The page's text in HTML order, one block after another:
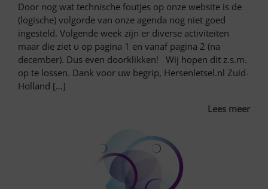
Door nog wat technische foutjes op onze website is de
(logische) volgorde van onze agenda nog niet goed
ingesteld. Volgende week zijn er diverse activiteiten
maar die ziet u op pagina 1 en vanaf pagina 2 (na
december). Dus even doorklikken! Wij hopen dit z.s.m.
op te lossen. Dank voor uw begrip, Hersenletsel.nl Zuid-
Holland […]
Lees meer